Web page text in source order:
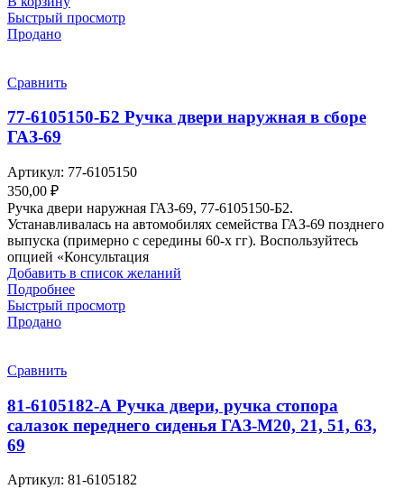
Быстрый просмотр
Продано
Сравнить
77-6105150-Б2 Ручка двери наружная в сборе
ГАЗ-69
Артикул: 77-6105150
350,00 ₽
Ручка двери наружная ГАЗ-69, 77-6105150-Б2.
Устанавливалась на автомобилях семейства ГАЗ-69 позднего
выпуска (примерно с середины 60-х гг). Воспользуйтесь
опцией «Консультация
Добавить в список желаний
Подробнее
Быстрый просмотр
Продано
Сравнить
81-6105182-А Ручка двери, ручка стопора
салазок переднего сиденья ГАЗ-М20, 21, 51, 63,
69
Артикул: 81-6105182